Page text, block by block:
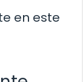
en este